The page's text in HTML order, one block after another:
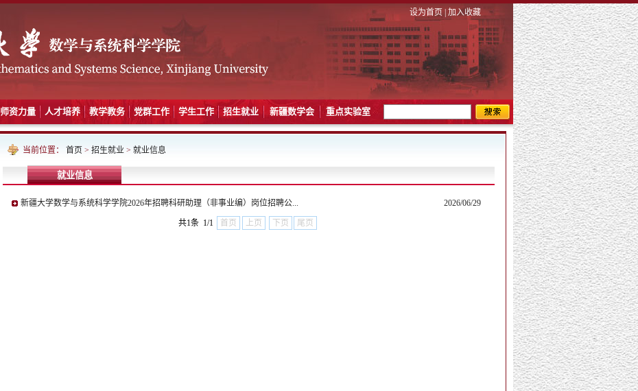
设为首页 | 加入收藏
师资力量 人才培养 教学教务 党群工作 学生工作 招生就业 新疆数学会 重点实验室
当前位置： 首页 > 招生就业 > 就业信息
就业信息
新疆大学数学与系统科学学院2026年招聘科研助理（非事业编）岗位招聘公... 2026/06/29
共1条 1/1 首页 上页 下页 尾页